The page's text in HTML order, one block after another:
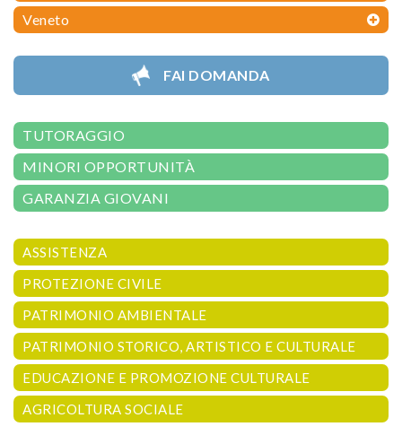
Veneto
FAI DOMANDA
TUTORAGGIO
MINORI OPPORTUNITÀ
GARANZIA GIOVANI
ASSISTENZA
PROTEZIONE CIVILE
PATRIMONIO AMBIENTALE
PATRIMONIO STORICO, ARTISTICO E CULTURALE
EDUCAZIONE E PROMOZIONE CULTURALE
AGRICOLTURA SOCIALE